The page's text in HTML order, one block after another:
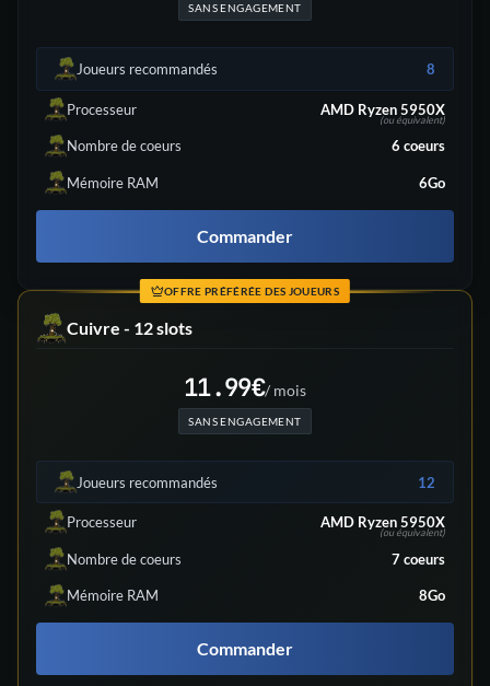
SANS ENGAGEMENT
Joueurs recommandés 8
Processeur AMD Ryzen 5950X
(ou équivalent)
Nombre de coeurs 6 coeurs
Mémoire RAM 6Go
Commander
OFFRE PRÉFÉRÉE DES JOUEURS
Cuivre - 12 slots
11.99€/ mois
SANS ENGAGEMENT
Joueurs recommandés 12
Processeur AMD Ryzen 5950X
(ou équivalent)
Nombre de coeurs 7coeurs
Mémoire RAM 8Go
Commander